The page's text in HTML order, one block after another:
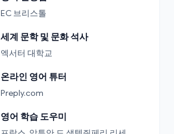
EC 브리스톨
세계 문학 및 문화 석사
엑서터 대학교
온라인 영어 튜터
Preply.com
영어 학습 도우미